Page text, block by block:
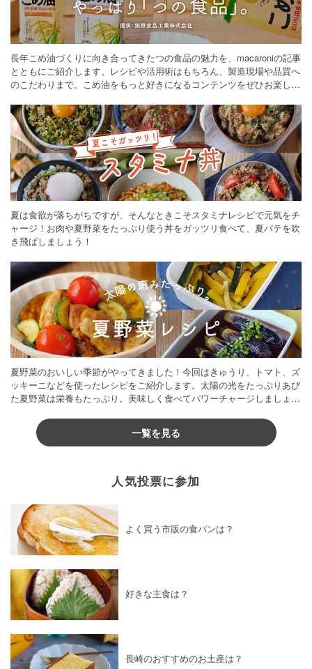
長年こめ油づくりに向き合ってきたつの食品の魅力を、macaroniの記事
とともにご紹介します。レシピや活用術はもちろん、製造現場や品質へ
のこだわりまで。こめ油をもっと好きになるコンテンツをぜひお楽しみ
夏は食欲が落ちがちですが、そんなときこそスタミナレシピで元気をチ
ャージ！お肉や夏野菜をたっぷり使う丼をガッツリ食べて、夏バテを吹
き飛ばしましょう！
夏野菜のおいしい季節がやってきました！今回はきゅうり、トマト、ズ
ッキーニなどを使ったレシピをご紹介します。太陽の光をたっぷりあび
た夏野菜は栄養もたっぷり。美味しく食べてパワーチャージしましょう
一覧を見る
人気投票に参加
よく買う市販の食パンは？
好きな主食は？
長崎のおすすめのお土産は？